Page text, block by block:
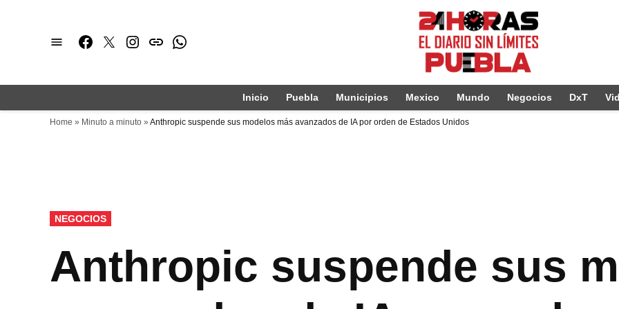
Facebook
TwitterInstagram
issuuWhatsapp
Inicio Puebla Municipios Mexico Mundo Negocios DxT
Home » Minuto a minuto » Anthropic suspende sus modelos más avanzados de IA por orden de Estados Unidos
PUBLICADO
EN
NEGOCIOS
Anthropic suspende sus